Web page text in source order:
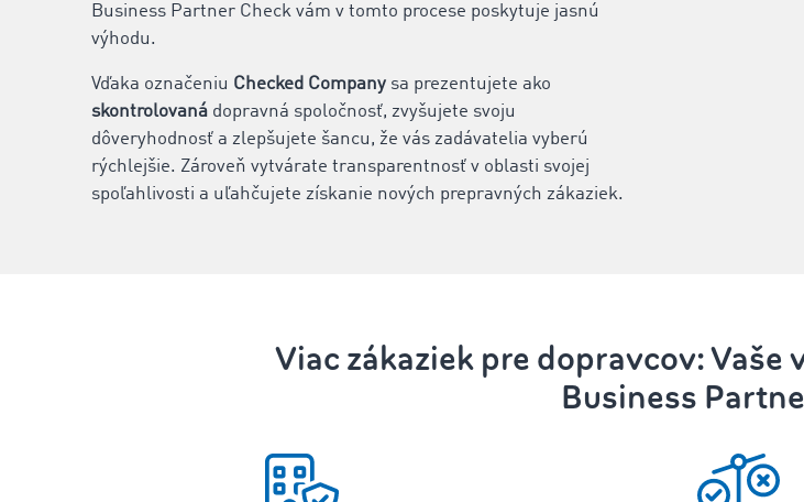
Business Partner Check vám v tomto procese poskytuje jasnú
výhodu.
Vďaka označeniu Checked Company sa prezentujete ako
skontrolovaná dopravná spoločnosť, zvyšujete svoju
dôveryhodnosť a zlepšujete šancu, že vás zadávatelia vyberú
rýchlejšie. Zároveň vytvárate transparentnosť v oblasti svojej
spoľahlivosti a uľahčujete získanie nových prepravných zákaziek.
Viac zákaziek pre dopravcov: Vaše
Business